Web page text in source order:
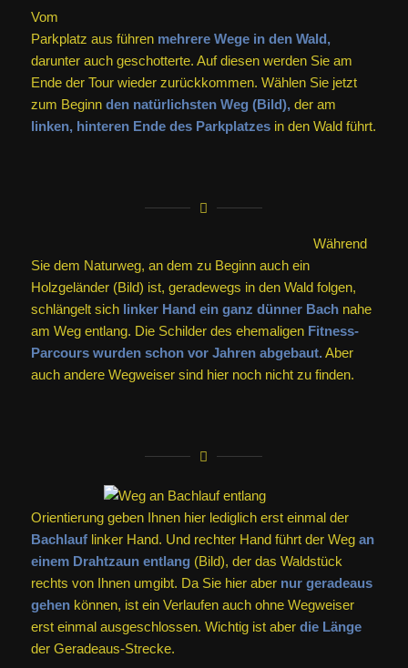
Vom
Parkplatz aus führen mehrere Wege in den Wald,
darunter auch geschotterte. Auf diesen werden Sie am
Ende der Tour wieder zurückkommen. Wählen Sie jetzt
zum Beginn den natürlichsten Weg (Bild),der am
linken, hinteren Ende des Parkplatzesin den Wald führt.
Während
Sie dem Naturweg, an dem zu Beginn auch ein
Holzgeländer (Bild) ist, geradewegs in den Wald folgen,
schlängelt sich linker Hand ein ganz dünner Bachnahe
am Weg entlang. Die Schilder des ehemaligen Fitness-
Parcours wurden schon vor Jahren abgebaut. Aber
auch andere Wegweiser sind hier noch nicht zu finden.
Orientierung geben Ihnen hier lediglich erst einmal der
Bachlauflinker Hand. Und rechter Hand führt der Weg an
einem Drahtzaun entlang (Bild), der das Waldstück
rechts von Ihnen umgibt. Da Sie hier aber nur geradeaus
gehenkönnen, ist ein Verlaufen auch ohne Wegweiser
erst einmal ausgeschlossen. Wichtig ist aber die Länge
der Geradeaus-Strecke.